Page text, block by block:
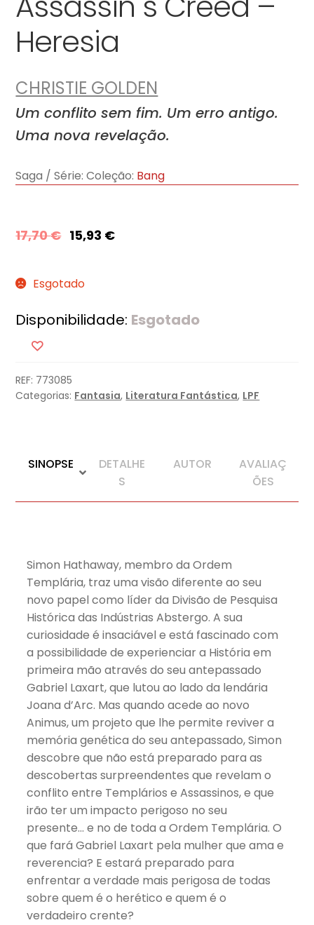
Heresia
CHRISTIE GOLDEN
Um conflito sem fim. Um erro antigo.
Uma nova revelação.
Saga / Série: Coleção: Bang
17,70€ 15,93 €
Esgotado
Disponibilidade: Esgotado
REF: 773085
Categorias: Fantasia, Literatura Fantástica, LPF
SINOPSE
DETALHE
S
AUTOR
AVALIAÇ
ÕES
Simon Hathaway, membro da Ordem
Templária, traz uma visão diferente ao seu
novo papel como líder da Divisão de Pesquisa
Histórica das Indústrias Abstergo. A sua
curiosidade é insaciável e está fascinado com
a possibilidade de experienciar a História em
primeira mão através do seu antepassado
Gabriel Laxart, que lutou ao lado da lendária
Joana d’Arc. Mas quando acede ao novo
Animus, um projeto que lhe permite reviver a
memória genética do seu antepassado, Simon
descobre que não está preparado para as
descobertas surpreendentes que revelam o
conflito entre Templários e Assassinos, e que
irão ter um impacto perigoso no seu
presente… e no de toda a Ordem Templária. O
que fará Gabriel Laxart pela mulher que ama e
reverencia? E estará preparado para
enfrentar a verdade mais perigosa de todas
sobre quem é o herético e quem é o
verdadeiro crente?